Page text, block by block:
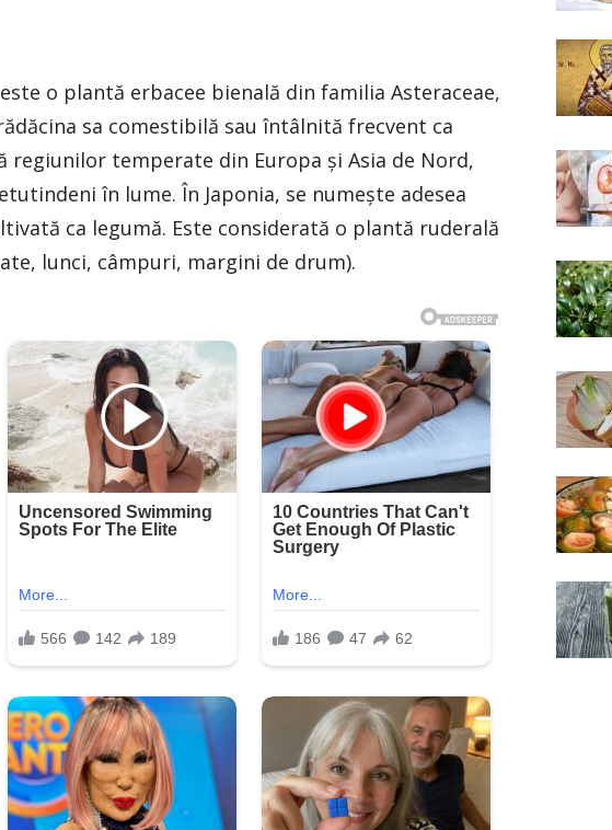
o plantă erbacee bienală din familia Asteraceae,
sa comestibilă sau întâlnită frecvent ca
regiunilor temperate din Europa şi Asia de Nord,
în lume. În Japonia, se numește adesea
ca legumă. Este considerată o plantă ruderală
lunci, câmpuri, margini de drum).